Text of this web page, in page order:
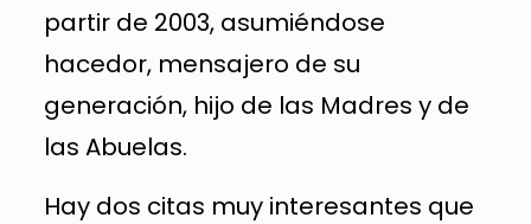
partir de 2003, asumiéndose
hacedor, mensajero de su
generación, hijo de las Madres y de
las Abuelas.
Hay dos citas muy interesantes que